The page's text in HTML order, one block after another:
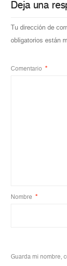
Deja una
Tu dirección de
obligatorios están
Comentario *
Nombre *
Guarda mi nombre,